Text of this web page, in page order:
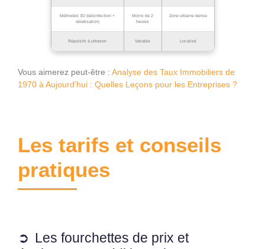
Méthodes 3D (désinfection +
dératisation)
Moins de 2
heures
Zone urbaine dense
Répulsifs à ultrason Variable Localisé
Vous aimerez peut-être : Analyse des Taux Immobiliers de
1970 à Aujourd’hui : Quelles Leçons pour les Entreprises ?
Les tarifs et conseils
pratiques
Les fourchettes de prix et